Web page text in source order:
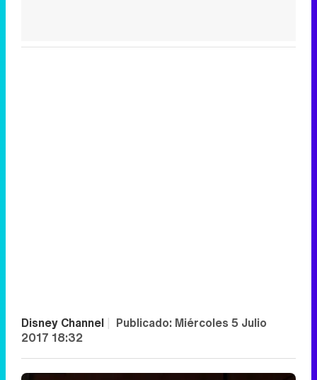
Disney Channel | Publicado: Miércoles 5 Julio
2017 18:32